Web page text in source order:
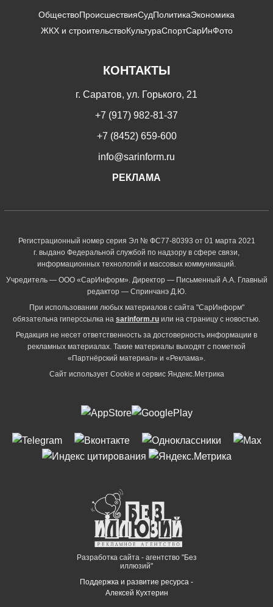
ОбществоПроисшествияСудПолитикаЭкономика
ЖКХ и строительствоКультураСпортСарИнФото
КОНТАКТЫ
г. Саратов, ул. Горького, 21
+7 (917) 982-81-37
+7 (8452) 659-600
info@sarinform.ru
РЕКЛАМА
Регистрационный номер серия Эл № ФС77-80393 от 01 марта 2021
г. выдано Федеральной службой по надзору в сфере связи,
информационных технологий и массовых коммуникаций.
Учредитель — ООО «СарИнформ». Директор — Письменный А.А. Главный
редактор — Спринчанэ Д.Ю.
При использовании любых материалов с сайта "СарИнформ"
обязательна гиперссылка на sarinform.ru или на страницу с новостью.
Редакция не несет ответственность за достоверность информации в
рекламных материалах. Такие материалы выходят с пометкой
«Партнёрский материал» и «Реклама».
Сайт использует Cookie и сервиc Яндекс.Метрика
Разработка сайта - агентство "Без
иллюзий"
Поддержка и развитие ресурса -
Алексей Кухтерин